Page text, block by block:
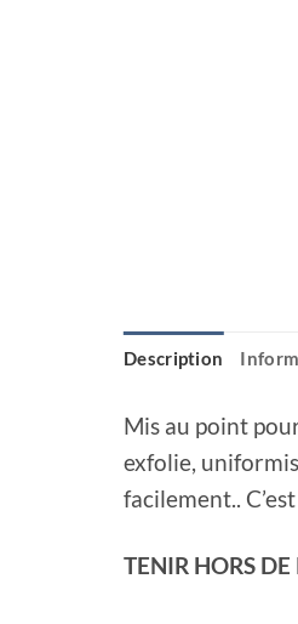
Description
Mis au point
exfolie,
facilement..
TENIR HORS DE